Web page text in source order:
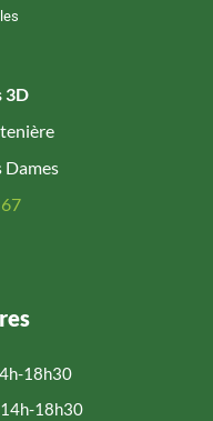
3D
Dames
18h30
18h30